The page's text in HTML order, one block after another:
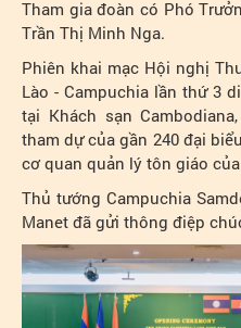
Tham gia đoàn có Phó
Trần Thị Minh Nga.
Phiên khai mạc Hội nghị
Lào - Campuchia lần thứ 3
tại Khách sạn
tham dự của gần 240 đại
cơ quan quản lý tôn giáo
Thủ tướng Campuchia
Manet đã gửi thông điệp